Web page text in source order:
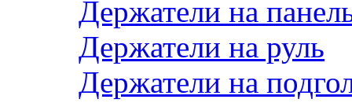
Держатели на
Держатели на руль
Держатели на